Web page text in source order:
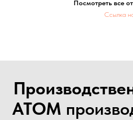
Посмотреть все
Ссылка
АТОМ